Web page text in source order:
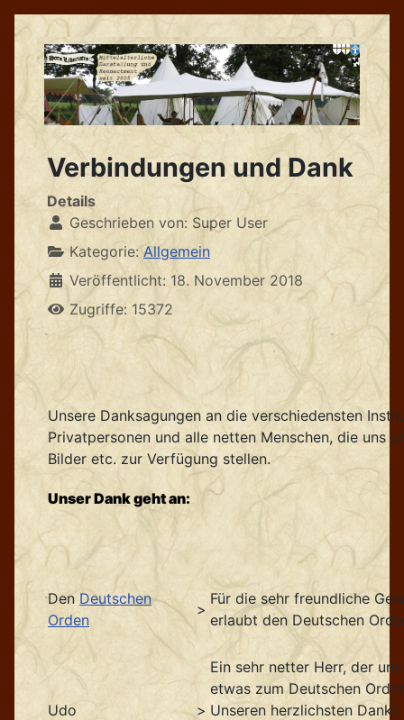
Verbindungen und Dank
Details
Geschrieben von: Super User
Kategorie: Allgemein
Veröffentlicht: 18. November 2018
Zugriffe: 15372
Unsere Danksagungen an die verschiedensten
Privatpersonen und alle netten Menschen, die uns
Bilder etc. zur Verfügung stellen.
Unser Dank geht an:
Den Deutschen
Orden
>
Für die sehr freundliche
erlaubt den Deutschen
Udo >
Ein sehr netter Herr, der
etwas zum Deutschen
Unseren herzlichsten Dank!